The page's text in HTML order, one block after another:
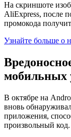
На скриншоте
AliExpress, после
промокода
Узнайте больше о
мобильных
В октябре на
вновь
приложения,
произвольный код.